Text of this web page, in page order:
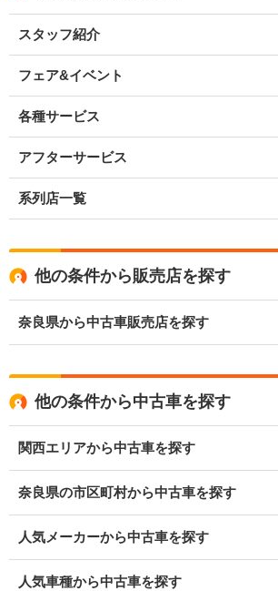
スタッフ紹介
フェア&イベント
各種サービス
アフターサービス
系列店一覧
他の条件から販売店を探す
奈良県から中古車販売店を探す
他の条件から中古車を探す
関西エリアから中古車を探す
奈良県の市区町村から中古車を探す
人気メーカーから中古車を探す
人気車種から中古車を探す